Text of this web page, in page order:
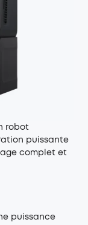
robot
puissante
complet et
puissance